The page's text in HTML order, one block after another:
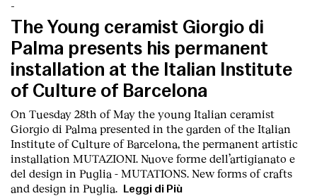
English Español Italiano Català
-
The Young ceramist Giorgio di
Palma presents his permanent
installation at the Italian Institute
of Culture of Barcelona
On Tuesday 28th of May the young Italian ceramist
Giorgio di Palma presented in the garden of the Italian
Institute of Culture of Barcelona, the permanent artistic
installation MUTAZIONI. Nuove forme dell’artigianato e
del design in Puglia - MUTATIONS. New forms of crafts
and design in Puglia.
Leggi di Più